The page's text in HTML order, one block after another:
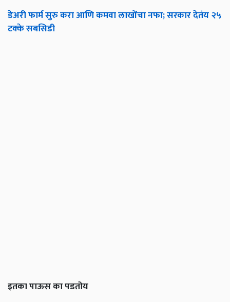
डेअरी फार्म सुरु करा आणि कमवा लाखोंचा नफा; सरकार देतंय २५
टक्के सबसिडी
इतका पाऊस का पडतोय